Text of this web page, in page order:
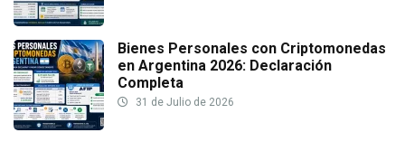
Bienes Personales con Criptomonedas
en Argentina 2026: Declaración
Completa
31 de Julio de 2026